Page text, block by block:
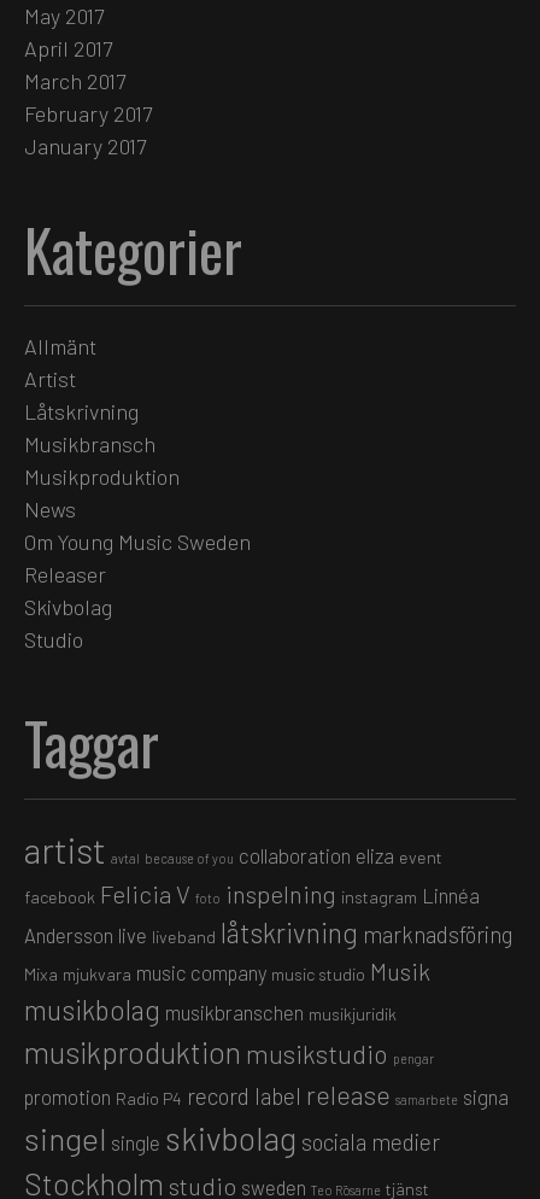
May 2017
April 2017
March 2017
February 2017
January 2017
Kategorier
Allmänt
Artist
Låtskrivning
Musikbransch
Musikproduktion
News
Om Young Music Sweden
Releaser
Skivbolag
Studio
Taggar
artist avtal because of you collaboration eliza event
facebook Felicia V foto inspelning instagram Linnéa
Andersson live liveband låtskrivning marknadsföring
Mixa mjukvara music company music studio Musik
musikbolag musikbranschen musikjuridik
musikproduktion musikstudio pengar
promotion Radio P4 record label release samarbete signa
singel single skivbolag sociala medier
Stockholm studio sweden Teo Rösarne tjänst